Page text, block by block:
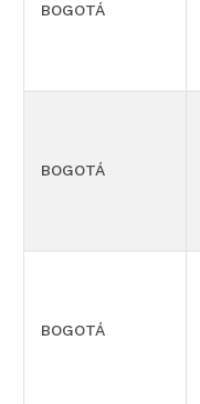
BOGOTÁ
BOGOTÁ
BOGOTÁ